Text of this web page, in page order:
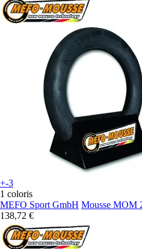
+-3
1 coloris
MEFO Sport GmbH Mousse MOM
138,72 €